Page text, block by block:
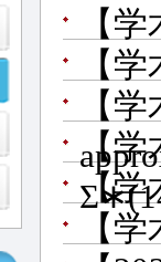
【
【
【
【学
【学
【